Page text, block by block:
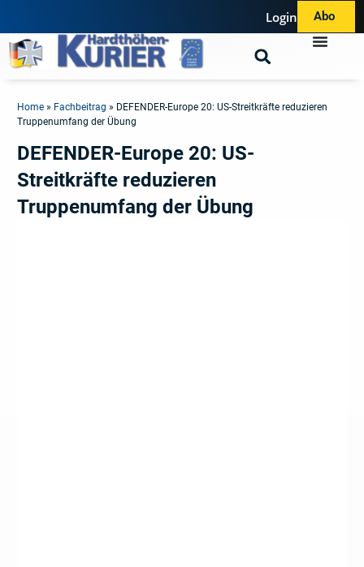
Login Abo
Home » Fachbeitrag » DEFENDER-Europe 20: US-Streitkräfte reduzieren
Truppenumfang der Übung
DEFENDER-Europe 20: US-
Streitkräfte reduzieren
Truppenumfang der Übung